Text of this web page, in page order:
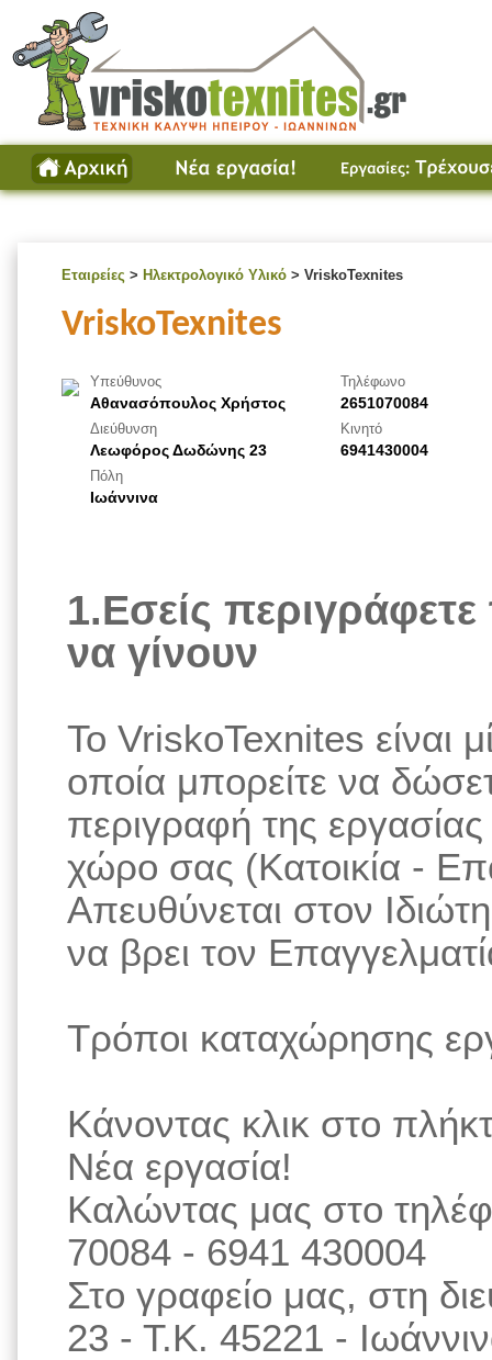
Εταιρείες > Ηλεκτρολογικό Υλικό > VriskoTexnites
VriskoTexnites
Υπεύθυνος
Αθανασόπουλος Χρήστος
Διεύθυνση
Λεωφόρος Δωδώνης 23
Πόλη
Ιωάννινα
Τηλέφωνο
2651070084
Κινητό
6941430004
1.Εσείς
να γίνουν
Το VriskoTexnites είναι
οποία μπορείτε να
περιγραφή της
χώρο σας (Κατοικία -
Απευθύνεται στον
να βρει τον
Τρόποι καταχώρησης
Κάνοντας κλικ στο
Νέα εργασία!
Καλώντας μας στο
70084 - 6941 430004
Στο γραφείο μας, στη
23 - Τ.Κ. 45221 -